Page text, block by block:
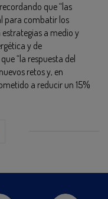
que “las
para combatir los
a medio y
y de
“la respuesta del
retos y, en
a reducir un 15%